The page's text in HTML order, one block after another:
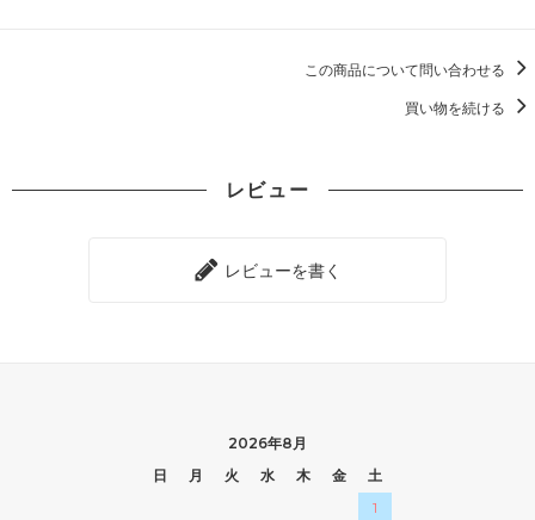
この商品について問い合わせる
買い物を続ける
レビュー
レビューを書く
2026年8月
日
月 火 水 木 金
土
1